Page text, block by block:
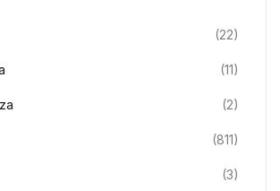
(22)
(11)
(2)
(811)
(3)